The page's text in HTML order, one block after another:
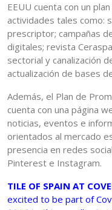
EEUU cuenta con un
actividades tales como:
prescriptor; campañas
digitales; revista
sectorial y canalización
actualización de bases
Además, el Plan de
cuenta con una página
noticias, eventos e
orientados al mercado
presencia en redes
Pinterest e Instagram.
TILE OF SPAIN AT
excited to be part of